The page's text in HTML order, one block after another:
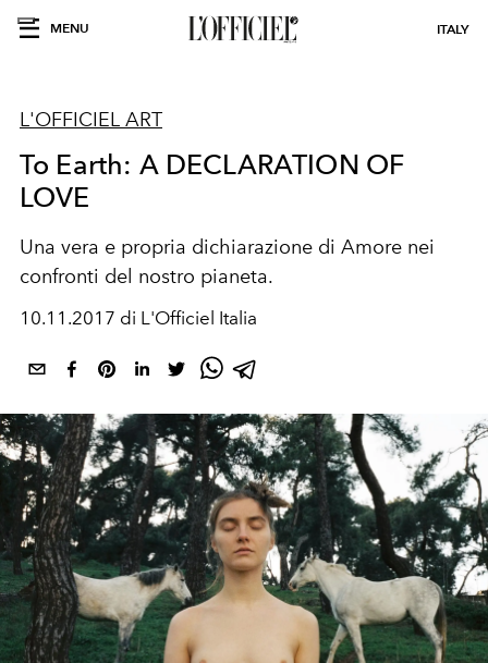
MENU ITALY
L'OFFICIEL ART
To Earth: A DECLARATION OF
LOVE
Una vera e propria dichiarazione di Amore nei
confronti del nostro pianeta.
10.11.2017 di L'Officiel Italia